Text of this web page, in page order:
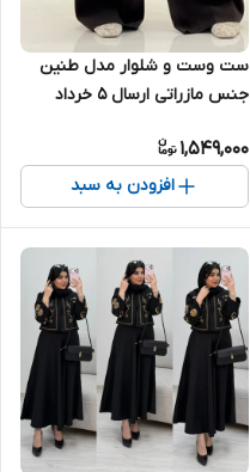
ست وست و شلوار مدل طنین
جنس مازراتی ارسال ۵ خرداد
1,549,000
افزودن به سبد